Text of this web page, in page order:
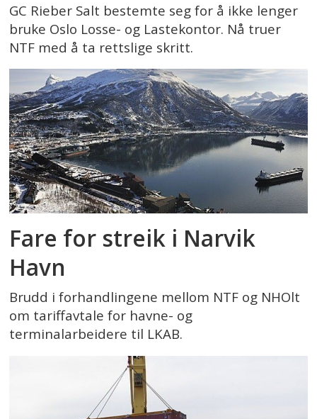
GC Rieber Salt bestemte seg for å ikke lenger
bruke Oslo Losse- og Lastekontor. Nå truer
NTF med å ta rettslige skritt.
Fare for streik i Narvik
Havn
Brudd i forhandlingene mellom NTF og NHOlt
om tariffavtale for havne- og
terminalarbeidere til LKAB.